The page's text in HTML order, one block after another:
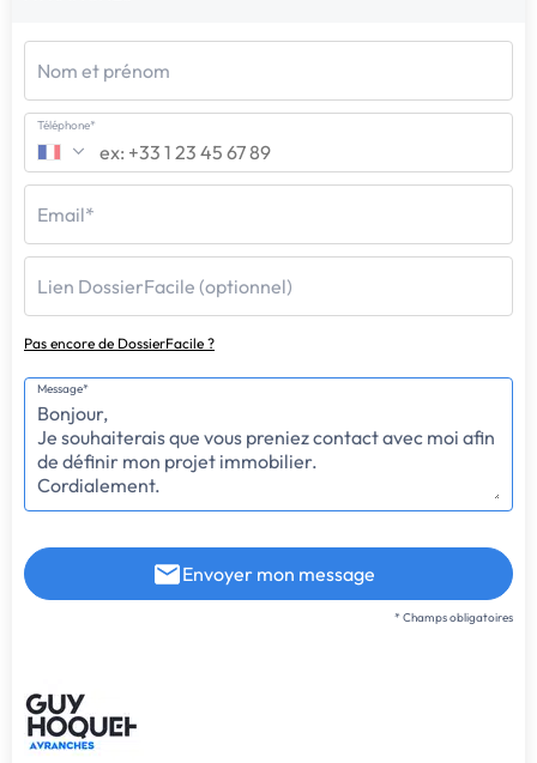
Nom et prénom
Téléphone*
Email*
Lien DossierFacile (optionnel)
Pas encore de DossierFacile ?
Message*
Envoyer mon message
* Champs obligatoires